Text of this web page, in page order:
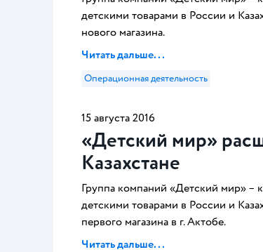
детскими товарами в России и
нового магазина.
Читать дальше...
Операционная деятельность
15 августа 2016
«Детский мир»
Казахстане
Группа компаний «Детский мир» –
детскими товарами в России и
первого магазина в г. Актобе.
Читать дальше...